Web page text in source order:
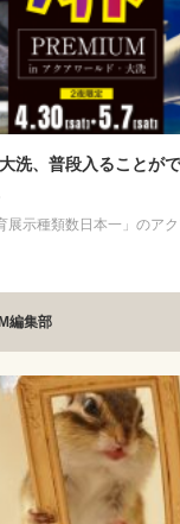
洗、普段入ることが
展示種類数日本一」のア
編集部